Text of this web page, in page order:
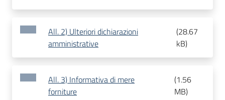
All. 2) Ulteriori dichiarazioni
amministrative
(28.67
kB)
All. 3) Informativa di mere
forniture
(1.56
MB)